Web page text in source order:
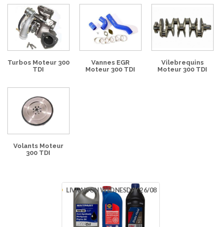
Turbos Moteur 300
TDI
Vannes EGR
Moteur 300 TDI
Vilebrequins
Moteur 300 TDI
Volants Moteur
300 TDI
LIVRAISON WEDNESDAY 26/08